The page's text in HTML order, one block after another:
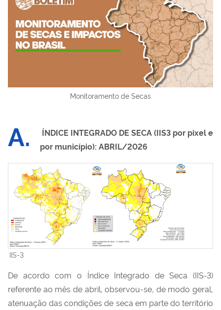
Monitoramento de Secas
A.
ÍNDICE INTEGRADO DE SECA (IIS3 por pixel e
por município): ABRIL/2026
IIS-3
De acordo com o Índice Integrado de Seca (IIS-3)
referente ao mês de abril, observou-se, de modo geral,
atenuação das condições de seca em parte do território